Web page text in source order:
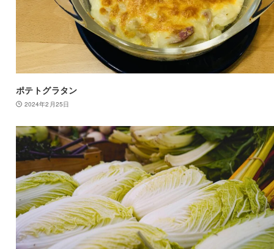
ポテトグラタン
2024年2月25日